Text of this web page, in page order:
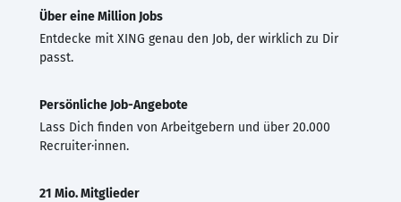
Über eine Million Jobs
Entdecke mit XING genau den Job, der wirklich zu Dir
passt.
Persönliche Job-Angebote
Lass Dich finden von Arbeitgebern und über 20.000
Recruiter·innen.
21 Mio. Mitglieder